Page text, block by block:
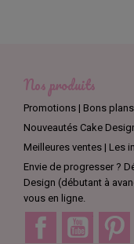
Nos produits
Promotions | Bons
Nouveautés Cake
Meilleures ventes | Les
Envie de progresser ?
Design (débutant à
vous en ligne.
Facebook YouTube